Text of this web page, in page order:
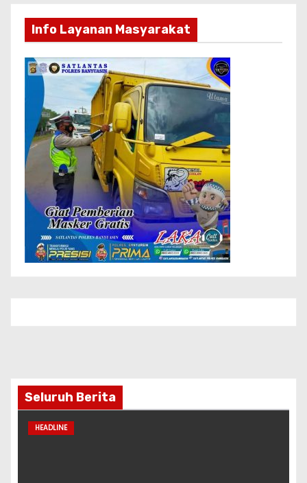
Info Layanan Masyarakat
Seluruh Berita
HEADLINE